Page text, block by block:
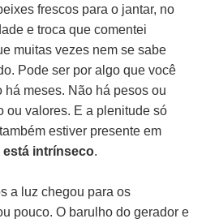
frescos para o jantar, no
e troca que comentei
muitas vezes nem se sabe
Pode ser por algo que você
há meses. Não há pesos ou
ou valores. E a plenitude só
estiver presente em
intrínseco.
a luz chegou para os
pouco. O barulho do gerador e